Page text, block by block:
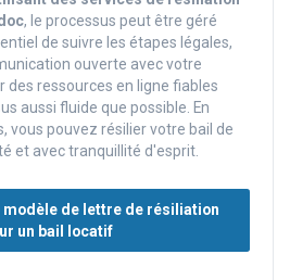
, le processus peut être géré
de suivre les étapes légales,
ouverte avec votre
des ressources en ligne fiables
aussi fluide que possible. En
vous pouvez résilier votre bail de
et avec tranquillité d'esprit.
modèle de lettre de résiliation
un bail locatif